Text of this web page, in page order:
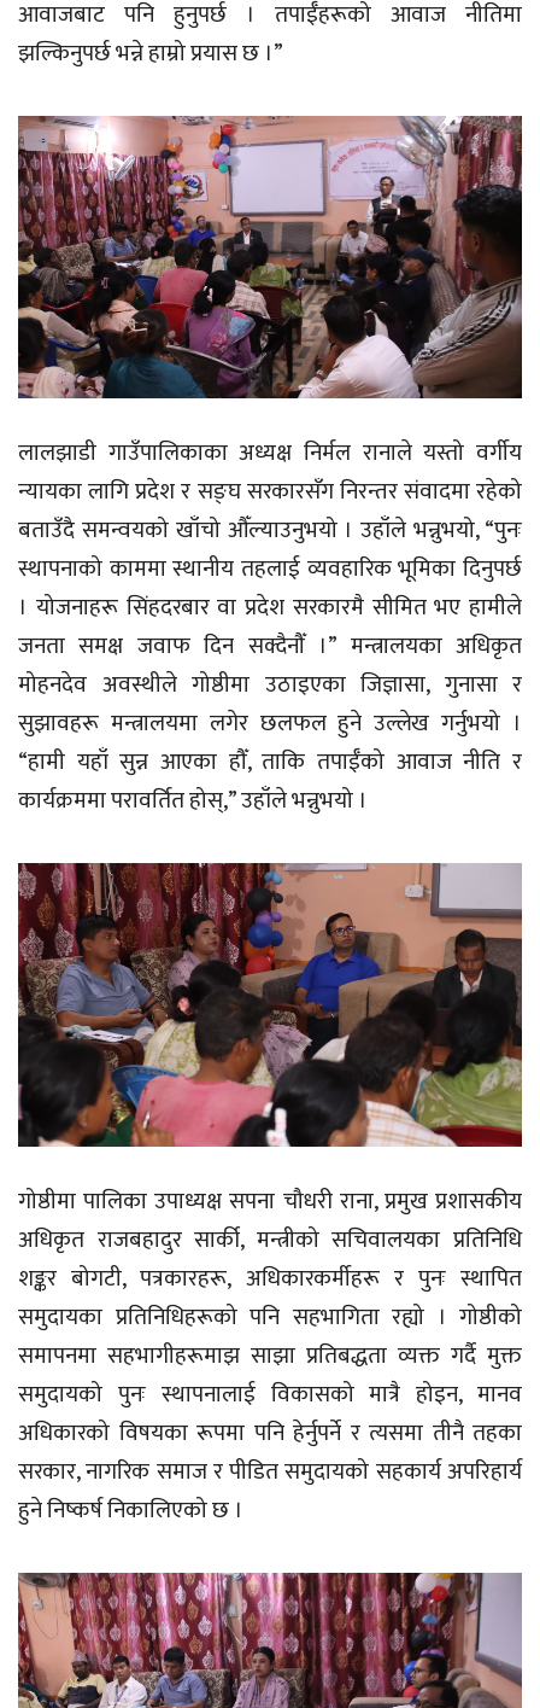
आवाजबाट पनि हुनुपर्छ । तपाईँहरूको आवाज नीतिमा
झल्किनुपर्छ भन्ने हाम्रो प्रयास छ ।”
लालझाडी गाउँपालिकाका अध्यक्ष निर्मल रानाले यस्तो वर्गीय
न्यायका लागि प्रदेश र सङ्घ सरकारसँग निरन्तर संवादमा रहेको
बताउँदै समन्वयको खाँचो औँल्याउनुभयो । उहाँले भन्नुभयो, “पुनः
स्थापनाको काममा स्थानीय तहलाई व्यवहारिक भूमिका दिनुपर्छ
। योजनाहरू सिंहदरबार वा प्रदेश सरकारमै सीमित भए हामीले
जनता समक्ष जवाफ दिन सक्दैनौँ ।” मन्त्रालयका अधिकृत
मोहनदेव अवस्थीले गोष्ठीमा उठाइएका जिज्ञासा, गुनासा र
सुझावहरू मन्त्रालयमा लगेर छलफल हुने उल्लेख गर्नुभयो ।
“हामी यहाँ सुन्न आएका हौँ, ताकि तपाईँको आवाज नीति र
कार्यक्रममा परावर्तित होस्,” उहाँले भन्नुभयो ।
गोष्ठीमा पालिका उपाध्यक्ष सपना चौधरी राना, प्रमुख प्रशासकीय
अधिकृत राजबहादुर सार्की, मन्त्रीको सचिवालयका प्रतिनिधि
शङ्कर बोगटी, पत्रकारहरू, अधिकारकर्मीहरू र पुनः स्थापित
समुदायका प्रतिनिधिहरूको पनि सहभागिता रह्यो । गोष्ठीको
समापनमा सहभागीहरूमाझ साझा प्रतिबद्धता व्यक्त गर्दै मुक्त
समुदायको पुनः स्थापनालाई विकासको मात्रै होइन, मानव
अधिकारको विषयका रूपमा पनि हेर्नुपर्ने र त्यसमा तीनै तहका
सरकार, नागरिक समाज र पीडित समुदायको सहकार्य अपरिहार्य
हुने निष्कर्ष निकालिएको छ ।